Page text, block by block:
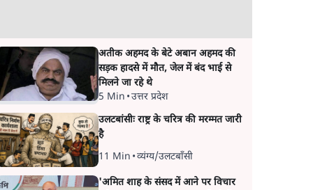
अतीक अहमद के बेटे अबान अहमद की
सड़क हादसे में मौत, जेल में बंद भाई से
मिलने जा रहे थे
5 Min •उत्तर प्रदेश
उलटबांसीः राष्ट्र के चरित्र की मरम्मत जारी
है
11 Min •व्यंग्य/उलटबाँसी
'अमित शाह के संसद में आने पर विचार